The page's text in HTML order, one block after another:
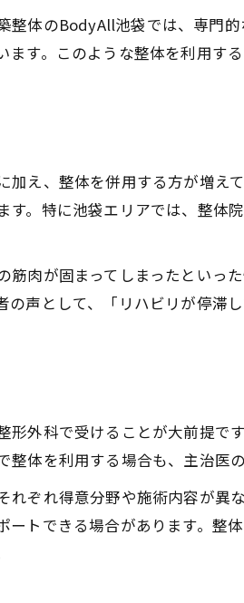
エリアで整体が骨折リハビリに
による骨折後の早期回復サポー
を目指す整体の特長とは
の独自アプローチで骨折後の回
の施術が仕事や日常生活復帰を
リート整体の回復力が注目され
時の診断書や施術証明書の取得
利用時の自賠責や健康保険の注
袋で整体を受ける際の費用と保険
外科での診断と整体での証明書
通じた骨折後の安心サポート術
体のBodyAll池袋では、専門
す。このような整体を利用す
え、整体を併用する方が増え
。特に池袋エリアでは、整体
肉が固まってしまったといっ
声として、「リハビリが停滞
外科で受けることが大前提で
体を利用する場合も、主治医
ぞれ得意分野や施術内容が異
トできる場合があります。整